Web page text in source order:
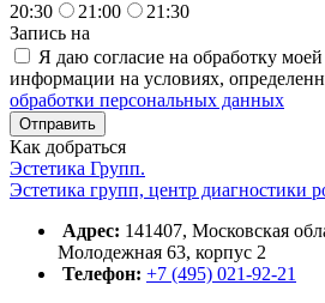
20:30
21:00
21:30
Запись на
Я даю согласие на обработку
информации на условиях,
обработки персональных данных
Как добраться
Эстетика Групп.
Эстетика групп, центр диагностики
Адрес: 141407, Московская
Молодежная 63, корпус 2
Телефон: +7 (495) 021-92-21